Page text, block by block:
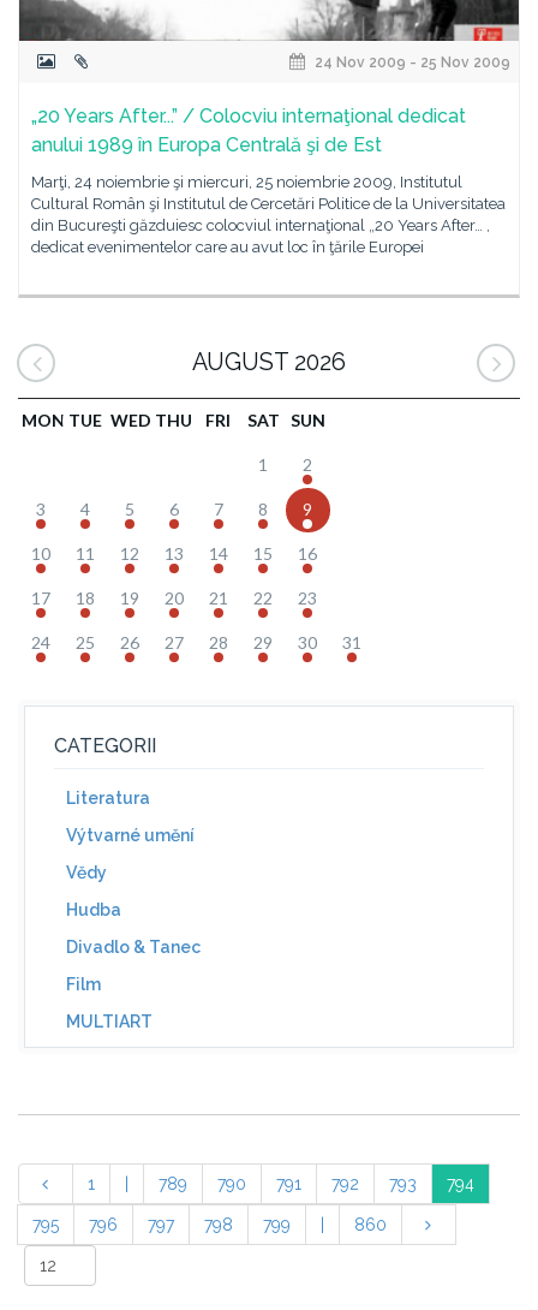
24 Nov 2009 - 25 Nov 2009
„20 Years After...” / Colocviu internaţional dedicat
anului 1989 în Europa Centrală şi de Est
Marţi, 24 noiembrie şi miercuri, 25 noiembrie 2009, Institutul
Cultural Român şi Institutul de Cercetări Politice de la Universitatea
din Bucureşti găzduiesc colocviul internaţional „20 Years After… ,
dedicat evenimentelor care au avut loc în ţările Europei
AUGUST 2026
MON TUE WED THU FRI SAT SUN
1 2
3 4 5 6 7 8 9
10 11 12 13 14 15 16
17 18 19 20 21 22 23
24 25 26 27 28 29 30 31
CATEGORII
Literatura
Výtvarné umění
Vědy
Hudba
Divadlo & Tanec
Film
MULTIART
1 789 790 791 792 793 794
795 796 797 798 799 860